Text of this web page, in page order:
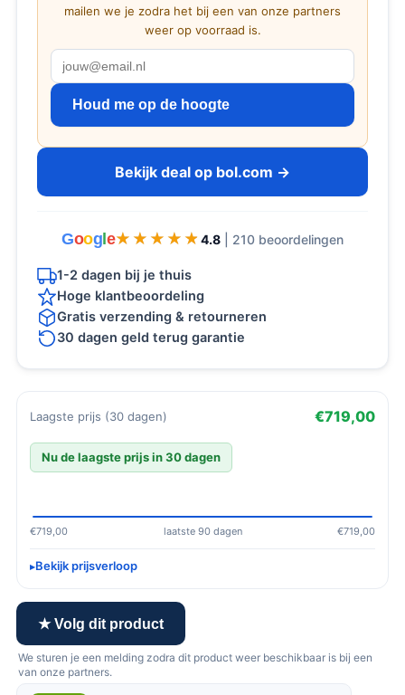
mailen we je zodra het bij een van onze partners
weer op voorraad is.
Houd me op de hoogte
Bekijk deal op bol.com →
Goog e★★★★★
★★★★★ 4.8 | 210 beoordelingen
1-2 dagen bij je thuis
Hoge klantbeoordeling
Gratis verzending & retourneren
30 dagen geld terug garantie
Laagste prijs (30 dagen) €719,00
Nu de laagste prijs in 30 dagen
€719,00 laatste 90 dagen €719,00
Bekijk prijsverloop
★ Volg dit product
We sturen je een melding zodra dit product weer beschikbaar is bij een
van onze partners.